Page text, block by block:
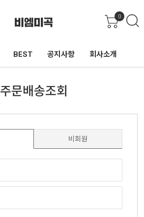
0
BEST 공지사항 회사소개
주문배송조회
비회원